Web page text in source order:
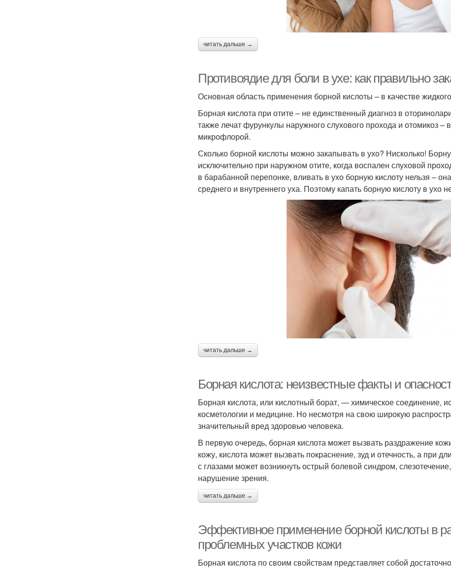
читать дальше →
Противоядие для боли в ухе: как правильно
Основная область применения борной кислоты – в качестве
Борная кислота при отите – не единственный диагноз в
также лечат фурункулы наружного слухового прохода и отомикоз –
микрофлорой.
Сколько борной кислоты можно закапывать в ухо? Нисколько!
исключительно при наружном отите, когда воспален слуховой
в барабанной перепонке, вливать в ухо борную кислоту нельзя –
среднего и внутреннего уха. Поэтому капать борную кислоту в ухо
читать дальше →
Борная кислота: неизвестные факты и
Борная кислота, или кислотный борат, — химическое соединение,
косметологии и медицине. Но несмотря на свою широкую
значительный вред здоровью человека.
В первую очередь, борная кислота может вызвать раздражение
кожу, кислота может вызвать покраснение, зуд и отечность, а при
с глазами может возникнуть острый болевой синдром,
нарушение зрения.
читать дальше →
Эффективное применение борной кислоты в
проблемных участков кожи
Борная кислота по своим свойствам представляет собой